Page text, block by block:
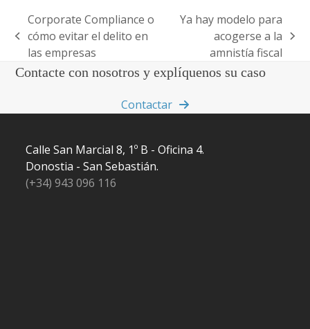
previous
post:
Corporate Compliance o
cómo evitar el delito en
las empresas
Ya hay modelo para
acogerse a la
amnistía fiscal
Contacte con nosotros y explíquenos su caso
Contactar
Calle San Marcial 8, 1º B - Oficina 4.
Donostia - San Sebastián.
(+34) 943 096 116